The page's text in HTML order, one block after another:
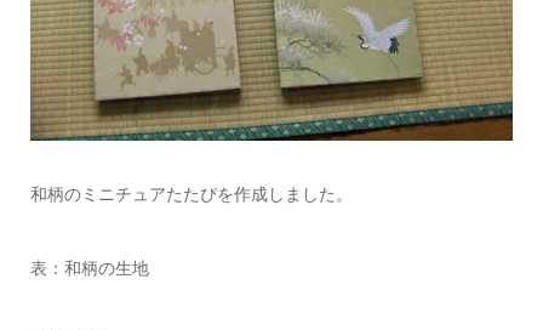
和柄のミニチュアたたぴを作成しました。
表：和柄の生地